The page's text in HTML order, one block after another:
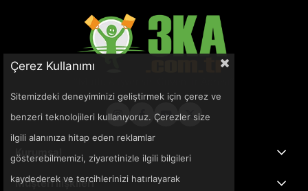
Kurumsal
Müşteri İlişkileri
Çerez Kullanımı
Sitemizdeki deneyiminizi geliştirmek için çerez ve
benzeri teknolojileri kullanıyoruz. Çerezler size
ilgili alanınıza hitap eden reklamlar
gösterebilmemizi, ziyaretinizle ilgili bilgileri
kaydederek ve tercihlerinizi hatırlayarak